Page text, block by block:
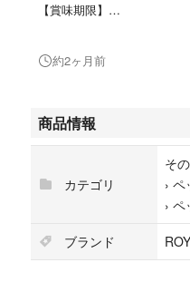
【賞味期限】
【商品の説明】
■原材料/肉類（鶏、七面鳥
し、植物性繊維、小麦粉、
分離タンパク*、コーング
プ、大豆油、魚油（EPA/
ナンオリゴ糖源）、マリー
類（タウリン）、塩化ア
n、Mn、Fe、Cu、I、Se）
約2ヶ月前
商品情報
カテゴリ
そ
› ペ
› ペ
ブランド